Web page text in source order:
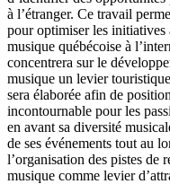
à l’étranger. Ce travail
pour optimiser les
musique québécoise à
concentrera sur le
musique un levier
sera élaborée afin de
incontournable pour les
en avant sa diversité
de ses événements tout au
l’organisation des pistes de
musique comme levier